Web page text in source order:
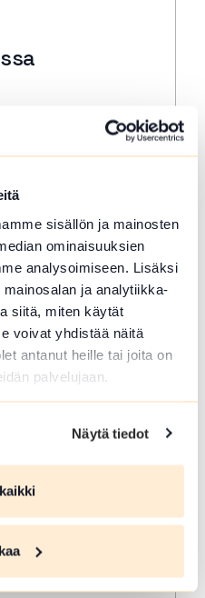
sisällön ja mainosten
ominaisuuksien
analysoimiseen. Lisäksi
ja analytiikka-
siitä, miten käytät
voivat yhdistää näitä
antanut heille tai joita on
palvelujaan.
Näytä tiedot
-kompakti
kirkon
Hämeenlinna